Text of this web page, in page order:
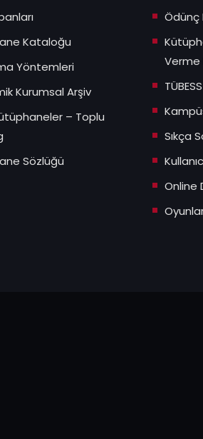
Kataloğu
Yöntemleri
Kurumsal Arşiv
– Toplu
Sözlüğü
Ödünç
Verme
TÜBESS
Sıkça
Online